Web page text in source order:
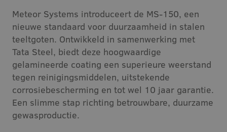
Meteor Systems introduceert de MS-150, een
nieuwe standaard voor duurzaamheid in stalen
teeltgoten. Ontwikkeld in samenwerking met
Tata Steel, biedt deze hoogwaardige
gelamineerde coating een superieure weerstand
tegen reinigingsmiddelen, uitstekende
corrosiebescherming en tot wel 10 jaar garantie.
Een slimme stap richting betrouwbare, duurzame
gewasproductie.